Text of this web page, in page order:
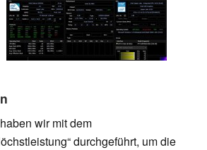
wir mit dem
durchgeführt, um die